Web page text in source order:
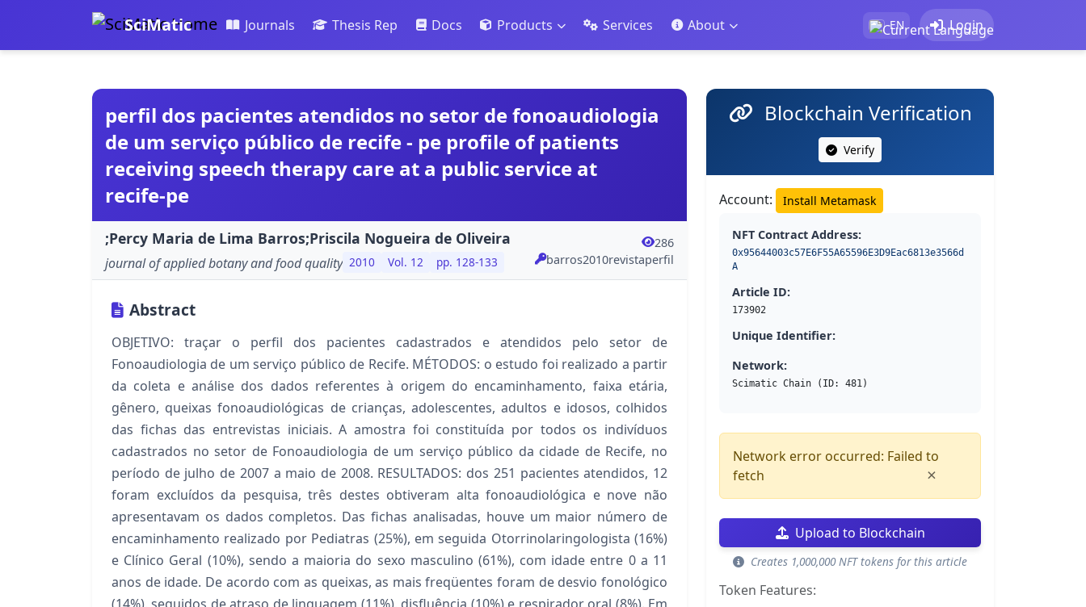
SciMatic Journals Thesis Rep Docs Products Services About EN Login
perfil dos pacientes atendidos no setor de fonoaudiologia
de um serviço público de recife - pe profile of patients
receiving speech therapy care at a public service at
recife-pe
;Percy Maria de Lima Barros;Priscila Nogueira de Oliveira
journal of applied botany and food quality 2010 Vol. 12 pp. 128-133
286
barros2010revistaperfil
Abstract
OBJETIVO: traçar o perfil dos pacientes cadastrados e atendidos pelo setor de
Fonoaudiologia de um serviço público de Recife. MÉTODOS: o estudo foi realizado a partir
da coleta e análise dos dados referentes à origem do encaminhamento, faixa etária,
gênero, queixas fonoaudiológicas de crianças, adolescentes, adultos e idosos, colhidos
das fichas das entrevistas iniciais. A amostra foi constituída por todos os indivíduos
cadastrados no setor de Fonoaudiologia de um serviço público da cidade de Recife, no
período de julho de 2007 a maio de 2008. RESULTADOS: dos 251 pacientes atendidos, 12
foram excluídos da pesquisa, três destes obtiveram alta fonoaudiológica e nove não
apresentavam os dados completos. Das fichas analisadas, houve um maior número de
encaminhamento realizado por Pediatras (25%), em seguida Otorrinolaringologista (16%)
e Clínico Geral (10%), sendo a maioria do sexo masculino (61%), com idade entre 0 a 11
anos de idade. De acordo com as queixas, as mais freqüentes foram de desvio fonológico
Blockchain Verification
Verify
Account: Install Metamask
NFT Contract Address:
0x95644003c57E6F55A65596E3D9Eac6813e3566d
A
Article ID:
173902
Unique Identifier:
Network:
Scimatic Chain (ID: 481)
Network error occurred: Failed to
fetch
×
Upload to Blockchain
Creates 1,000,000 NFT tokens for this article
Token Features: